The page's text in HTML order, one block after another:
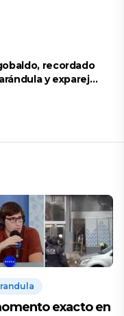
recordado
y expareja
exacto en